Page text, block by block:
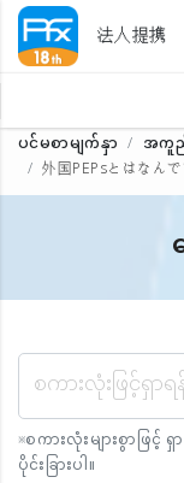
法人提携
ပင်မစာမျက်နှာ အကူ
外国PEPsとはなん
※စကားလုံးများစွာဖြင့်
ပိုင်းခြားပါ။